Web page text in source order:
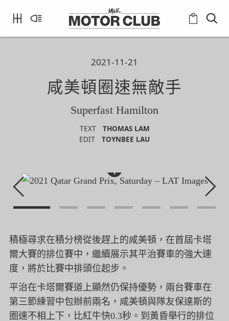
2021-11-21
咸美頓圈速無敵手
Superfast Hamilton
TEXT
THOMAS LAM
EDIT
TOYNBEE LAU
+
積極尋求在積分榜從後趕上的咸美頓，在首屆卡塔
爾大賽的排位賽中，繼續展示其平治賽車的強大速
度，將於比賽中排頭位起步。
平治在卡塔爾賽道上顯然仍保持優勢，兩台賽車在
第三節練習中包辦前兩名，咸美頓與隊友保達斯的
圈速不相上下，比紅牛快0.3秒。到黃昏舉行的排位